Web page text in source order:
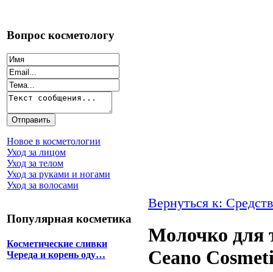
Вопрос косметологу
Новое в косметологии
Уход за лицом
Уход за телом
Уход за руками и ногами
Уход за волосами
Популярная косметика
Косметические сливки
Череда и корень оду…
Вернуться к:
Молочко для
Ceano